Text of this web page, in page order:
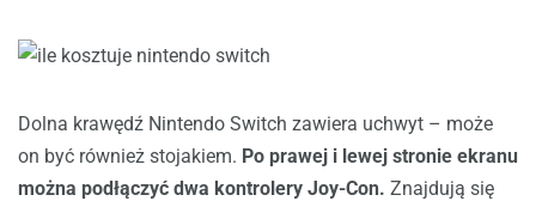
Dolna krawędź Nintendo Switch zawiera uchwyt – może
on być również stojakiem. Po prawej i lewej stronie ekranu
można podłączyć dwa kontrolery Joy-Con. Znajdują się